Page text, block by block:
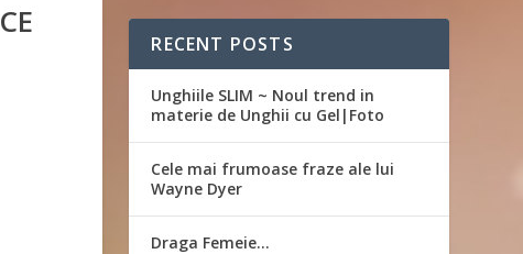
RECENT POSTS
Unghiile SLIM ~ Noul trend in
materie de Unghii cu Gel|Foto
Cele mai frumoase fraze ale lui
Wayne Dyer
Draga Femeie…